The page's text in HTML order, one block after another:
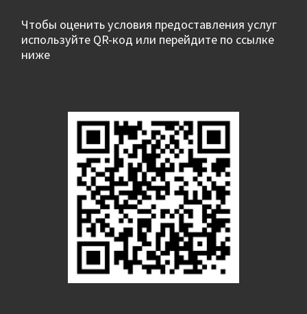
Чтобы оценить условия предоставления услуг
используйте QR-код или перейдите по ссылке
ниже